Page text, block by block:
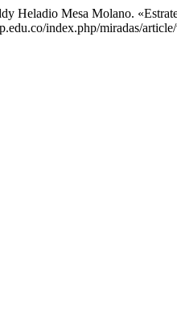
Heladio Mesa Molano.
index.php/miradas/